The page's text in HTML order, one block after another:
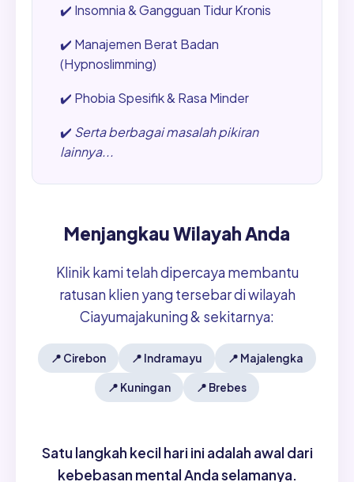
✔️ Insomnia & Gangguan Tidur Kronis
✔️ Manajemen Berat Badan
(Hypnoslimming)
✔️ Phobia Spesifik & Rasa Minder
✔️ Serta berbagai masalah pikiran
lainnya...
Menjangkau Wilayah Anda
Klinik kami telah dipercaya membantu
ratusan klien yang tersebar di wilayah
Ciayumajakuning & sekitarnya:
📍 Cirebon 📍 Indramayu 📍 Majalengka
📍 Kuningan 📍 Brebes
Satu langkah kecil hari ini adalah awal dari
kebebasan mental Anda selamanya.